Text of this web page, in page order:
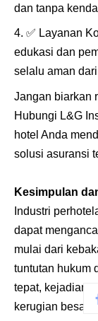
dan tanpa
✅ Layanan
edukasi dan
selalu aman
Jangan biarkan
Hubungi L&G
hotel Anda
solusi asuransi
Kesimpulan
Industri
dapat
mulai dari
tuntutan hukum
tepat, kejadian
kerugian besar